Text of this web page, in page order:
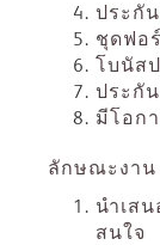
ประกั
ชุดฟอ
โบนัส
ประกั
มีโอก
ลักษณะงาน
นำเส
สนใจ